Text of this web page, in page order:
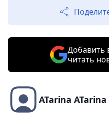
Добавить
читать
ATarina ATarina